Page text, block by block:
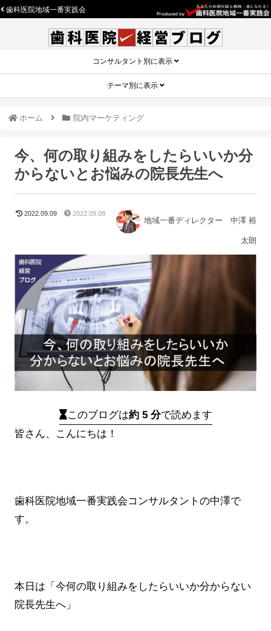
歯科医院地域一番実践会
コンサルタント別に表示
テーマ別に表示
ホーム 院内マーケティング
今、何の取り組みをしたらいいか分
からないとお悩みの院長先生へ
2022.09.09 2022.09.08
地域一番ディレクター 中澤 裕
太朗
このブログは約 5 分で読めます
皆さん、こんにちは！
歯科医院地域一番実践会コンサルタントの中澤で
す。
本日は「今何の取り組みをしたらいいか分からない
院長先生へ」